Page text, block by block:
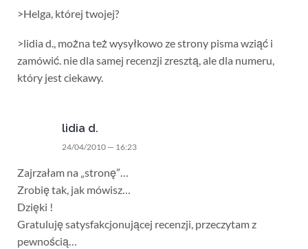
>Helga, której twojej?
>lidia d., można też wysyłkowo ze strony pisma wziąć i
zamówić. nie dla samej recenzji zresztą, ale dla numeru,
który jest ciekawy.
lidia d.
24/04/2010 — 16:23
Zajrzałam na „stronę”…
Zrobię tak, jak mówisz…
Dzięki !
Gratuluję satysfakcjonującej recenzji, przeczytam z
pewnością…